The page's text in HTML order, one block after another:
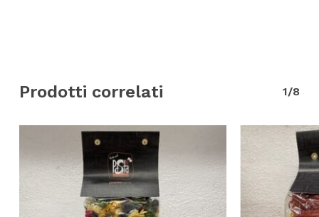
Prodotti correlati 1/8